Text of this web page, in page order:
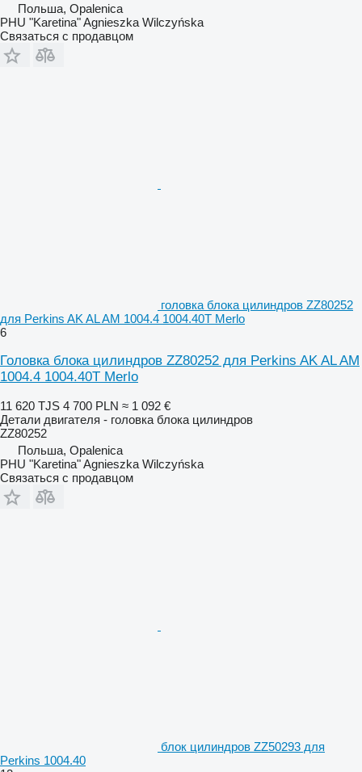
Польша, Opalenica
PHU "Karetina" Agnieszka Wilczyńska
Связаться с продавцом
головка блока цилиндров ZZ80252
для Perkins AK AL AM 1004.4 1004.40T Merlo
6
Головка блока цилиндров ZZ80252 для Perkins AK AL AM
1004.4 1004.40T Merlo
11 620 TJS 4 700 PLN ≈ 1 092 €
Детали двигателя - головка блока цилиндров
ZZ80252
Польша, Opalenica
PHU "Karetina" Agnieszka Wilczyńska
Связаться с продавцом
блок цилиндров ZZ50293 для
Perkins 1004.40